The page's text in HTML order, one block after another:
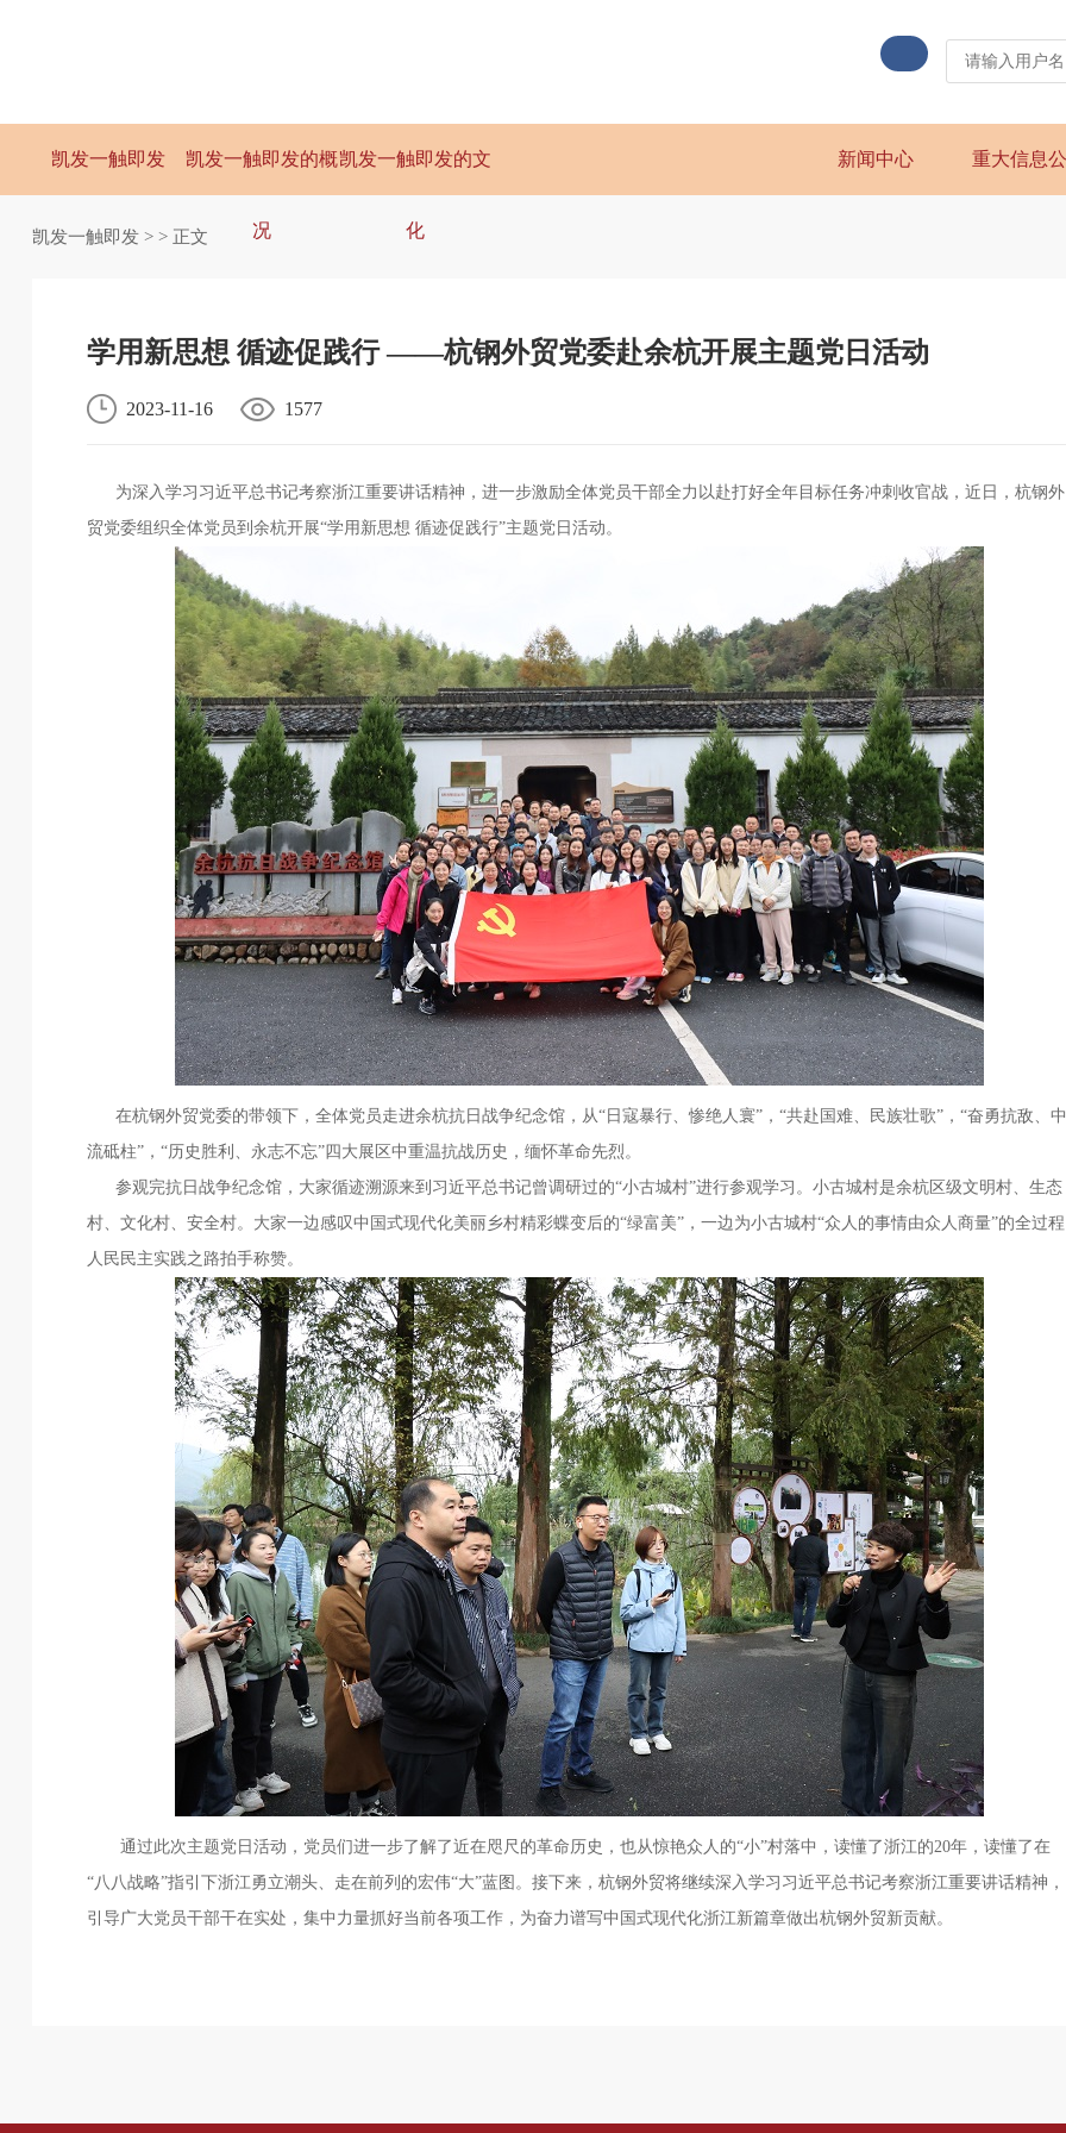
凯发一触即发 凯发一触即发的概
况
凯发一触即发的文
化
新闻中心 重大信息
凯发一触即发> > 正文
学用新思想 循迹促践行 ——杭钢外贸党委赴余杭开展主题党日活动
2023-11-16 1577
为深入学习习近平总书记考察浙江重要讲话精神，进一步激励全体党员干部全力以赴打好全年目标任务冲刺收官战，近日，杭钢外
贸党委组织全体党员到余杭开展“学用新思想 循迹促践行”主题党日活动。
在杭钢外贸党委的带领下，全体党员走进余杭抗日战争纪念馆，从“日寇暴行、惨绝人寰”，“共赴国难、民族壮歌”，“奋勇抗敌、中
流砥柱”，“历史胜利、永志不忘”四大展区中重温抗战历史，缅怀革命先烈。
参观完抗日战争纪念馆，大家循迹溯源来到习近平总书记曾调研过的“小古城村”进行参观学习。小古城村是余杭区级文明村、生态
村、文化村、安全村。大家一边感叹中国式现代化美丽乡村精彩蝶变后的“绿富美”，一边为小古城村“众人的事情由众人商量”的全过程
人民民主实践之路拍手称赞。
通过此次主题党日活动，党员们进一步了解了近在咫尺的革命历史，也从惊艳众人的“小”村落中，读懂了浙江的20年，读懂了在
“八八战略”指引下浙江勇立潮头、走在前列的宏伟“大”蓝图。接下来，杭钢外贸将继续深入学习习近平总书记考察浙江重要讲话精神，
引导广大党员干部干在实处，集中力量抓好当前各项工作，为奋力谱写中国式现代化浙江新篇章做出杭钢外贸新贡献。